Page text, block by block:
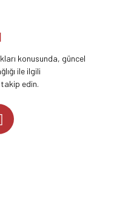
konusunda, güncel
ile ilgili
takip edin.